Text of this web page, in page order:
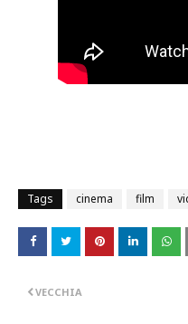
Tags cinema film
VECCHIA